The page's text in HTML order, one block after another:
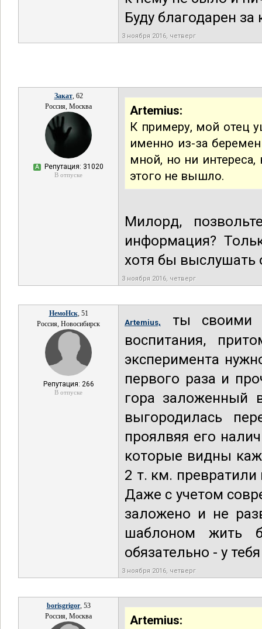
Буду благодарен
3 ноября 2016, четверг
Закат, 62
Россия, Москва
А Репутация: 31020
В отпуске
Artemius:
К примеру, мой отец
именно из-за
мной, но ни
этого не вышло.
Милорд,
информация?
хотя бы выслушать
3 ноября 2016, четверг
НемоНск, 51
Россия, Новосибирск
Репутация: 266
В отпуске
Artemius,
ты своими
воспитания,
эксперимента
первого раза и
гора заложенный
выгородилась
проялвяя его
которые видны
2 т. км.
Даже с учетом
заложено и не
шаблоном жить
обязательно - у
3 ноября 2016, четверг
borisgrigor, 53
Россия, Москва
Artemius: